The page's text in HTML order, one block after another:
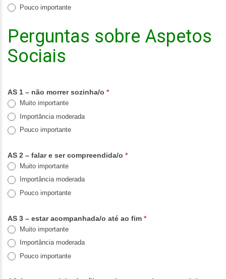
Pouco importante
Perguntas sobre Aspetos
Sociais
AS 1 – não morrer sozinha/o *
Muito importante
Importância moderada
Pouco importante
AS 2 – falar e ser compreendida/o *
Muito importante
Importância moderada
Pouco importante
AS 3 – estar acompanhada/o até ao fim *
Muito importante
Importância moderada
Pouco importante